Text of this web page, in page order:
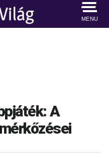
MENU
A